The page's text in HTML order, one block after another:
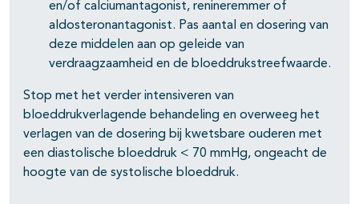
en/of calciumantagonist, renineremmer of
aldosteronantagonist. Pas aantal en dosering van
deze middelen aan op geleide van
verdraagzaamheid en de bloeddrukstreefwaarde.
Stop met het verder intensiveren van
bloeddrukverlagende behandeling en overweeg het
verlagen van de dosering bij kwetsbare ouderen met
een diastolische bloeddruk < 70 mmHg, ongeacht de
hoogte van de systolische bloeddruk.